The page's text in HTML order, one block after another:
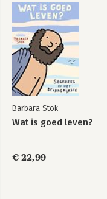
Doorbreek de
cirkel!
Barbara Stok
Wat is goed leven?
€ 22,99